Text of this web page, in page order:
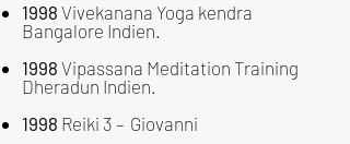
1998 Vivekanana Yoga kendra
Bangalore Indien.
1998 Vipassana Meditation Training
Dheradun Indien.
1998 Reiki 3 – Giovanni